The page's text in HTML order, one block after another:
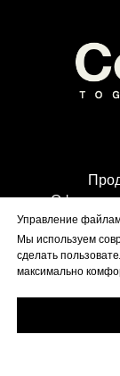
Управление
Мы используем
сделать
максимально